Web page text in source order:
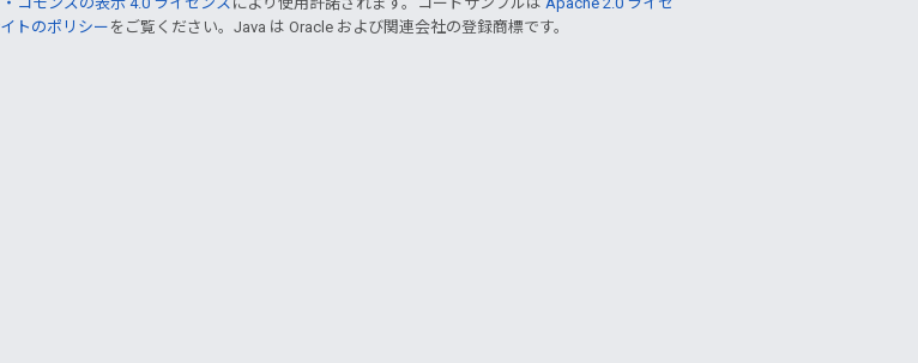
トのポリシーをご覧ください。Java は Oracle および関連会社の登録商標です。